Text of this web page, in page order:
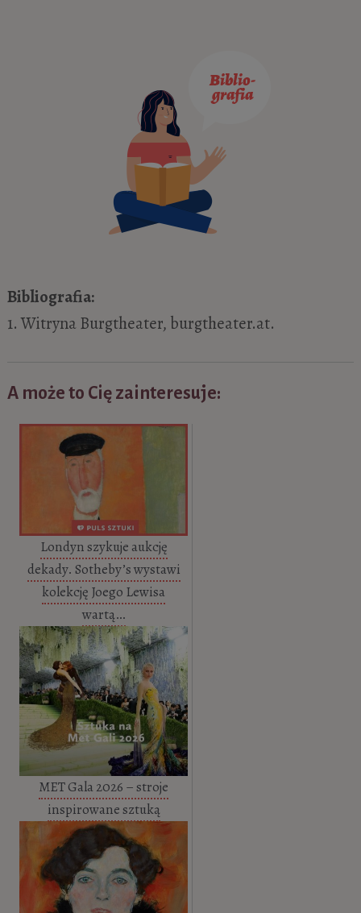
Bibliografia:
1. Witryna Burgtheater, burgtheater.at.
A może to Cię zainteresuje:
Londyn szykuje aukcję
dekady. Sotheby’s wystawi
kolekcję Joego Lewisa
wartą…
MET Gala 2026 – stroje
inspirowane sztuką